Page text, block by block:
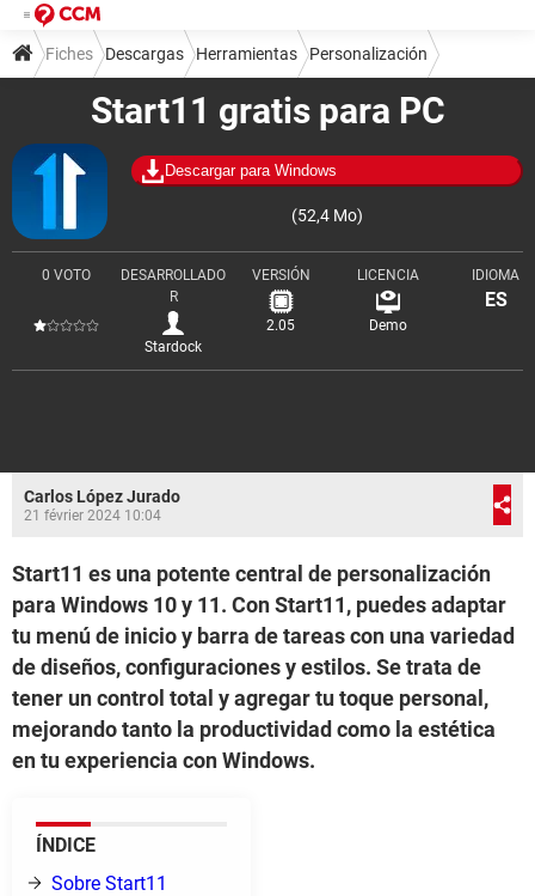
Start11 gratis para PC
Descargar para Windows
(52,4 Mo)
0 VOTO
DESARROLLADO
R
Stardock
VERSIÓN
2.05
LICENCIA
Demo
IDIOMA
ES
Fiches Descargas Herramientas Personalización
Carlos López Jurado
21 février 2024 10:04
Start11 es una potente central de personalización
para Windows 10 y 11. Con Start11, puedes adaptar
tu menú de inicio y barra de tareas con una variedad
de diseños, configuraciones y estilos. Se trata de
tener un control total y agregar tu toque personal,
mejorando tanto la productividad como la estética
en tu experiencia con Windows.
ÍNDICE
Sobre Start11